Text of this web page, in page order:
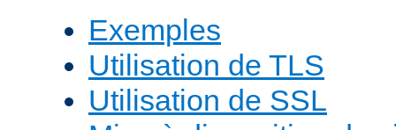
Exemples
Utilisation de TLS
Utilisation de SSL